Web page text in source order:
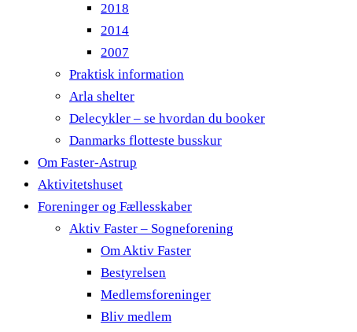
2018
2014
2007
Praktisk information
Arla shelter
Delecykler – se hvordan du booker
Danmarks flotteste busskur
Om Faster-Astrup
Aktivitetshuset
Foreninger og Fællesskaber
Aktiv Faster – Sogneforening
Om Aktiv Faster
Bestyrelsen
Medlemsforeninger
Bliv medlem